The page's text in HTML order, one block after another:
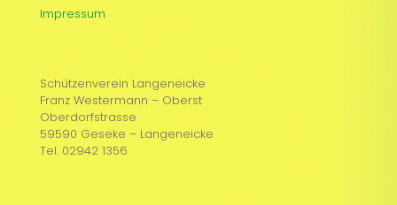
Impressum
Schützenverein Langeneicke
Franz Westermann – Oberst
Oberdorfstrasse
59590 Geseke – Langeneicke
Tel. 02942 1356